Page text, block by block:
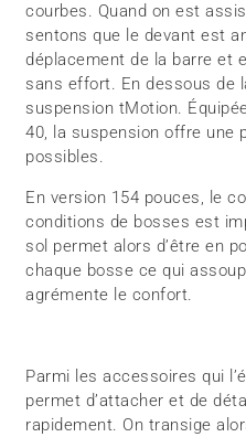
courbes. Quand on est
sentons que le devant est
déplacement de la barre et
sans effort. En dessous de
suspension tMotion.
40, la suspension offre une
possibles.
En version 154 pouces, le
conditions de bosses est
sol permet alors d’être en
chaque bosse ce qui
agrémente le confort.
Parmi les accessoires qui
permet d’attacher et de
rapidement. On transige